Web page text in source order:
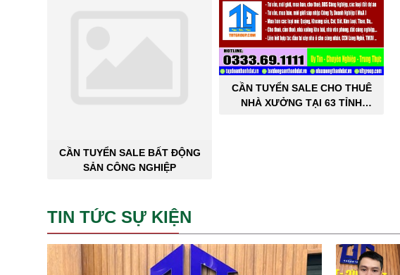
CẦN TUYỂN SALE BẤT ĐỘNG
SẢN CÔNG NGHIỆP
CẦN TUYỂN SALE CHO THUÊ
NHÀ XƯỞNG TẠI 63 TỈNH
TIN TỨC SỰ KIỆN